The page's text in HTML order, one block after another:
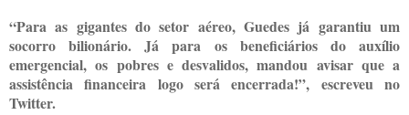
“Para as gigantes do setor aéreo, Guedes já garantiu um
socorro bilionário. Já para os beneficiários do auxílio
emergencial, os pobres e desvalidos, mandou avisar que a
assistência financeira logo será encerrada!”, escreveu no
Twitter.